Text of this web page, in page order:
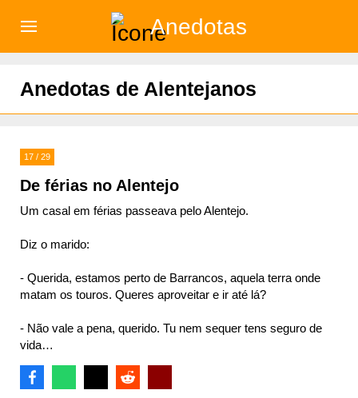
Anedotas
Anedotas de Alentejanos
17 / 29
De férias no Alentejo
Um casal em férias passeava pelo Alentejo.
Diz o marido:
- Querida, estamos perto de Barrancos, aquela terra onde
matam os touros. Queres aproveitar e ir até lá?
- Não vale a pena, querido. Tu nem sequer tens seguro de
vida…